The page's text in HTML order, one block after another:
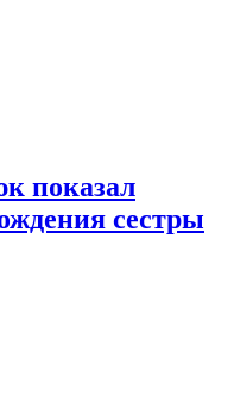
показал
сестры